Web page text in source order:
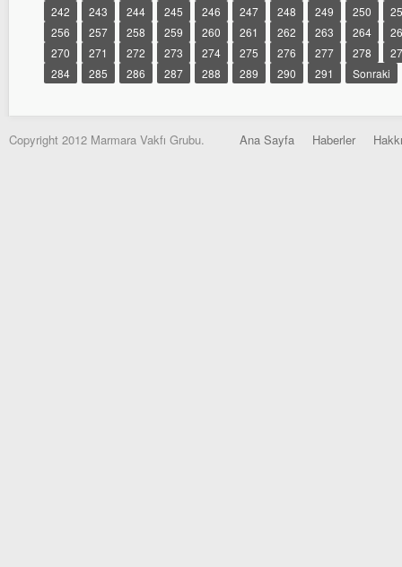
242
243 244 245 246 247 248 249 250
256
257 258 259 260 261 262 263 264
270
271 272 273 274 275 276 277 278
284
285 286 287 288 289 290 291 Sonraki
Copyright 2012 Marmara Vakfı Grubu. Ana Sayfa Haberler